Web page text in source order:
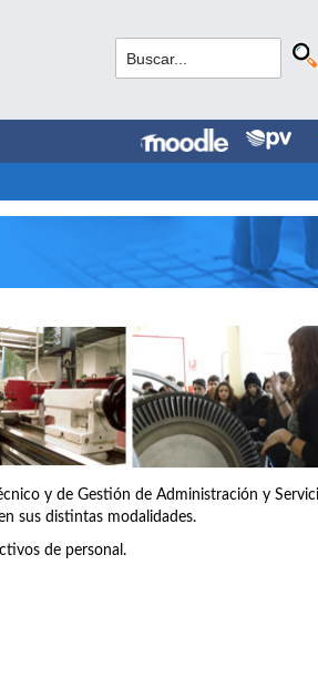
y de Gestión de Administración y
sus distintas modalidades.
de personal.